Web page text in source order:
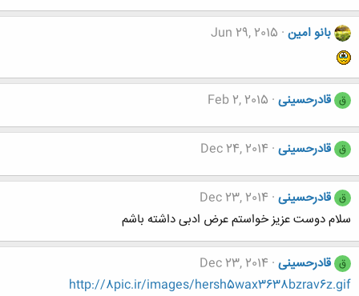
بانو امین Jun 29, 2015
ق قادرحسینی Feb 2, 2015
ق قادرحسینی Dec 24, 2014
ق قادرحسینی Dec 23, 2014
سلام دوست عزیز خواستم عرض ادبی داشته باشم
ق قادرحسینی Dec 23, 2014
http://8pic.ir/images/hersh5wax3638bzrav6z.gif